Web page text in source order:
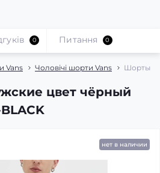
Vans Чоловічі шорти Vans Шорты
цвет чёрный
0 Питання 0
нет в наличии